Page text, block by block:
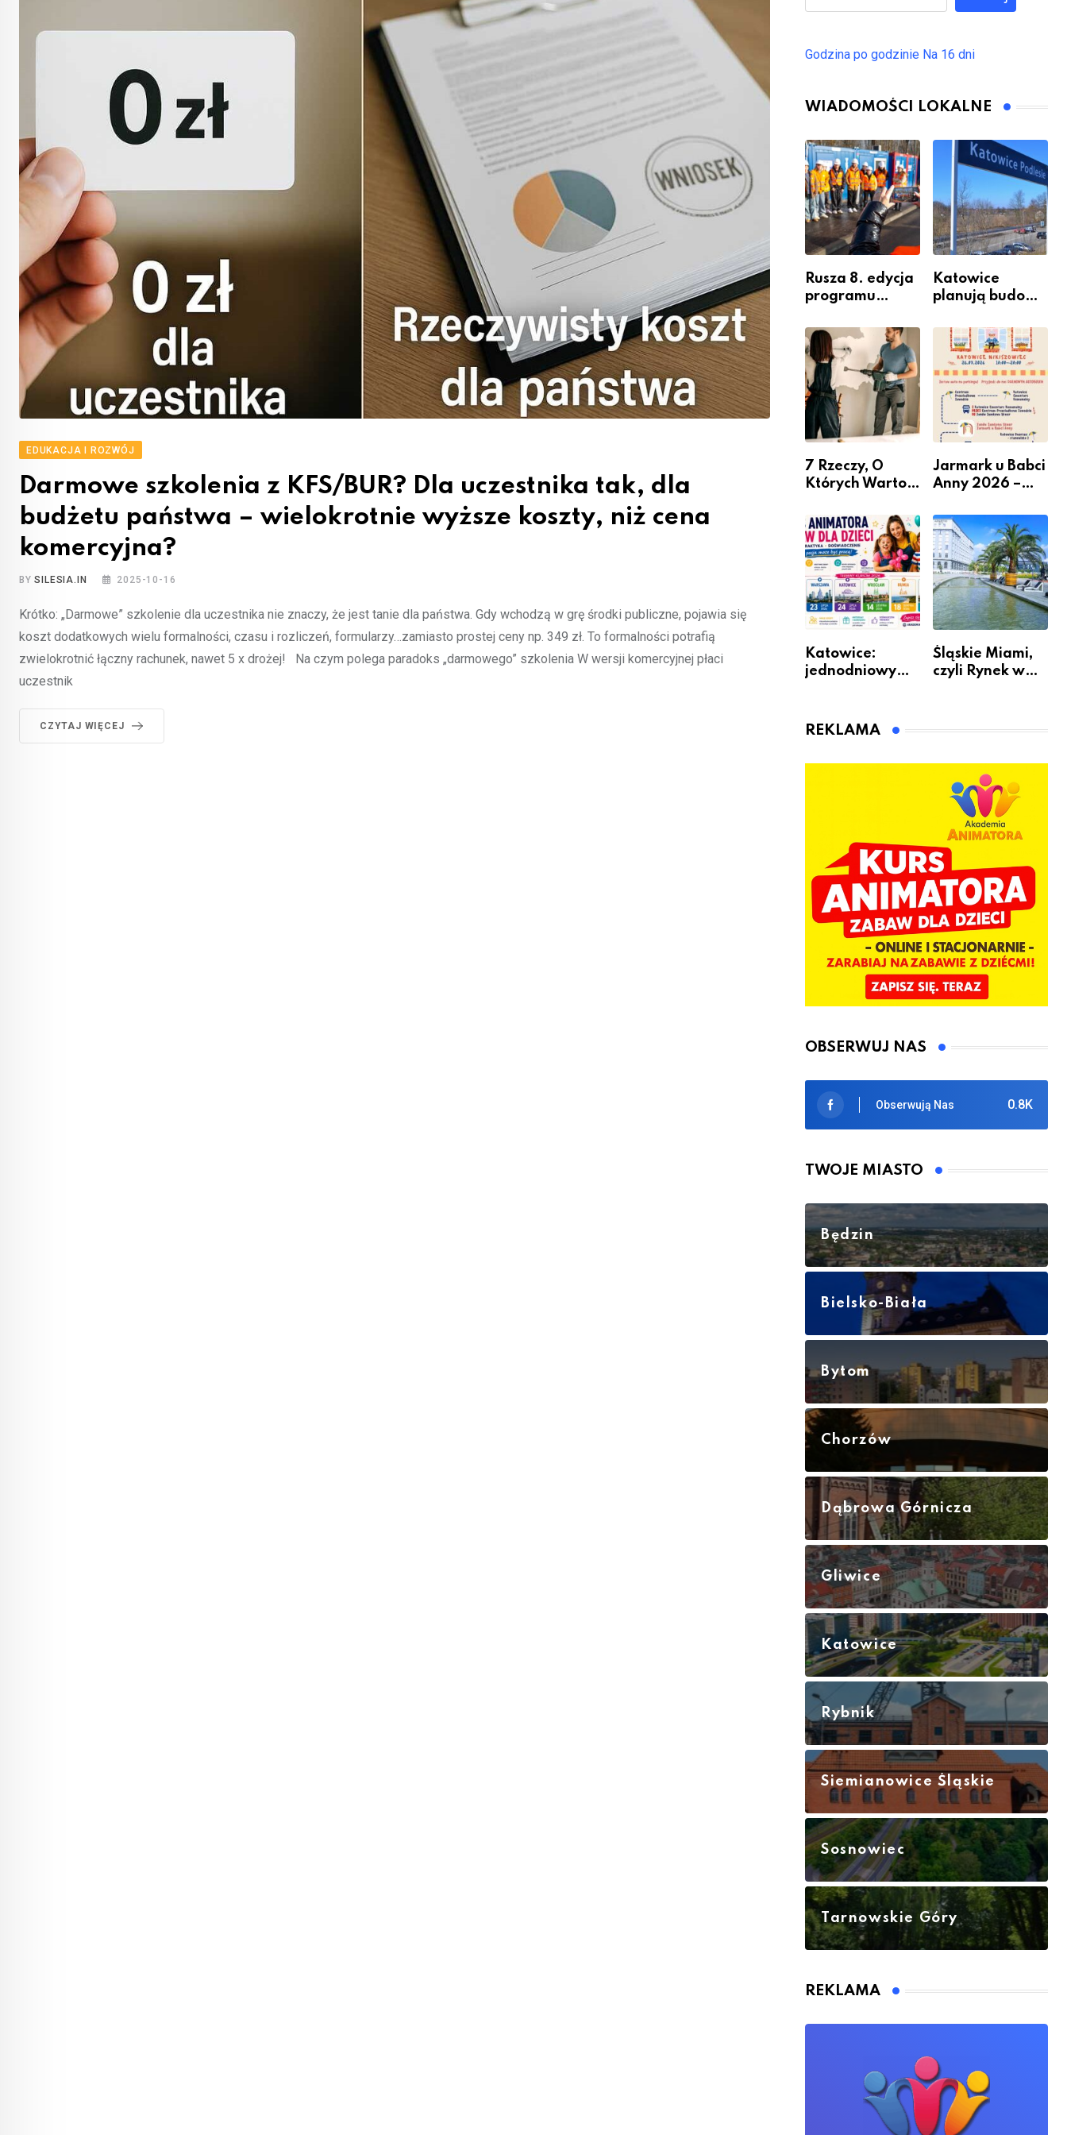
EDUKACJA I ROZWÓJ
Darmowe szkolenia z KFS/BUR? Dla uczestnika tak, dla
budżetu państwa – wielokrotnie wyższe koszty, niż cena
komercyjna?
BYSILESIA.IN 2025-10-16
Krótko: „Darmowe” szkolenie dla uczestnika nie znaczy, że jest tanie dla państwa. Gdy wchodzą w grę środki publiczne, pojawia się
koszt dodatkowych wielu formalności, czasu i rozliczeń, formularzy…zamiasto prostej ceny np. 349 zł. To formalności potrafią
zwielokrotnić łączny rachunek, nawet 5 x drożej! Na czym polega paradoks „darmowego” szkolenia W wersji komercyjnej płaci
uczestnik
CZYTAJ WIĘCEJ
Godzina po godzinie Na 16 dni
WIADOMOŚCI LOKALNE
Rusza 8. edycja
programu
Miastem
Fachowców” –
nabór dla
przedsiębiorców
Katowice
planują budowę
przesiadkoweg
o w Podlesiu
7 Rzeczy, O
Których Warto
Remontem
Mieszkania
Jarmark u Babci
Anny 2026 –
Katowice:
jednodniowy
animatora
Śląskie Miami,
czyli Rynek w
REKLAMA
OBSERWUJ NAS
0.8K
Obserwują Nas
TWOJE MIASTO
Będzin
Bielsko-Biała
Bytom
Chorzów
Dąbrowa Górnicza
Gliwice
Katowice
Rybnik
Siemianowice Śląskie
Sosnowiec
Tarnowskie Góry
REKLAMA